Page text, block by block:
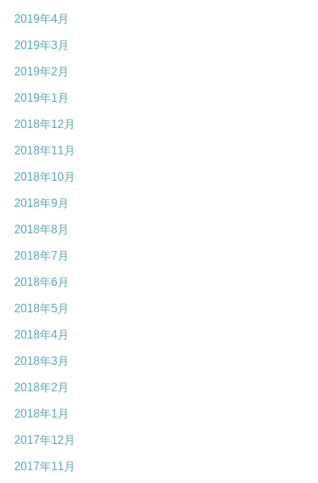
2019年4月
2019年3月
2019年2月
2019年1月
2018年12月
2018年11月
2018年10月
2018年9月
2018年8月
2018年7月
2018年6月
2018年5月
2018年4月
2018年3月
2018年2月
2018年1月
2017年12月
2017年11月